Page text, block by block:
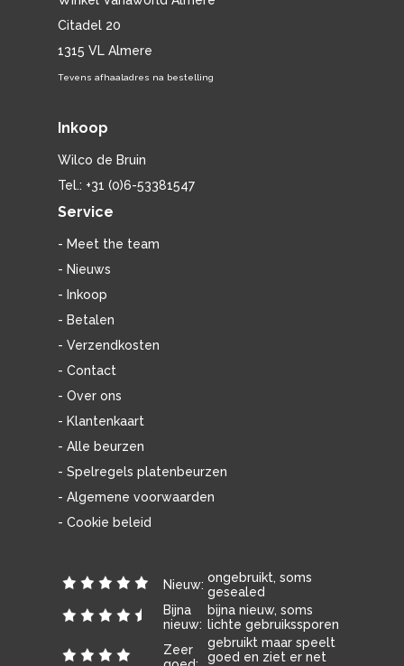
Citadel 20
1315 VL Almere
Tevens afhaaladres na bestelling
Inkoop
Wilco de Bruin
Tel.: +31 (0)6-53381547
Service
- Meet the team
- Nieuws
- Inkoop
- Betalen
- Verzendkosten
- Contact
- Over ons
- Klantenkaart
- Alle beurzen
- Spelregels platenbeurzen
- Algemene voorwaarden
- Cookie beleid
Nieuw: ongebruikt, soms
gesealed
Bijna
nieuw:
bijna nieuw, soms
lichte gebruikssporen
Zeer
gebruikt maar speelt
goed en ziet er net